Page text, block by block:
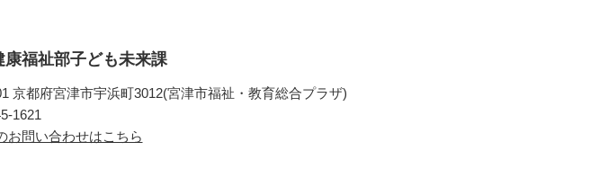
康福祉部子ども未来課
京都府宮津市宇浜町3012(宮津市福祉・教育総合プラザ)
1621
お問い合わせはこちら